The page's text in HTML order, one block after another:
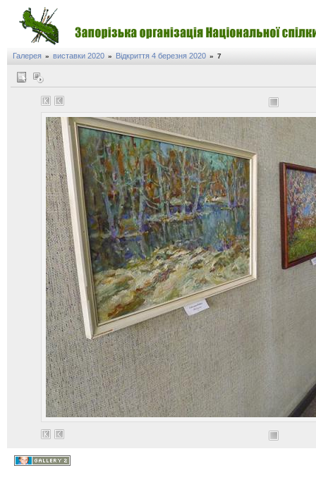
Галерея » виставки 2020 » Відкриття 4 березня 2020 » 7